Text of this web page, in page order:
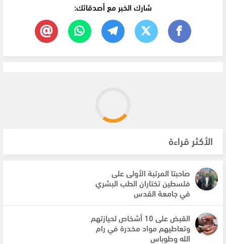
شارك الخبر مع أصدقائك:
الأكثر قراءة
صاحبتا المرتبة الأولى على
فلسطين تختاران الطب البشري
في جامعة القدس
القبض على 10 أشخاص لحيازتهم
وتعاطيهم مواد مخدرة في رام
الله وطوباس